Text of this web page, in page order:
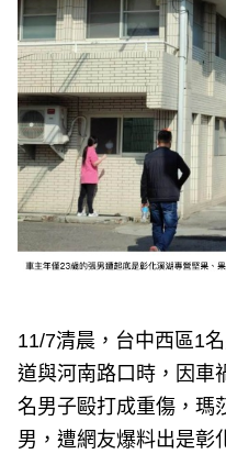
11/7清晨，台中西區1
道與河南路口時，因車
名男子毆打成重傷，瑪
男，遭網友爆料出是彰